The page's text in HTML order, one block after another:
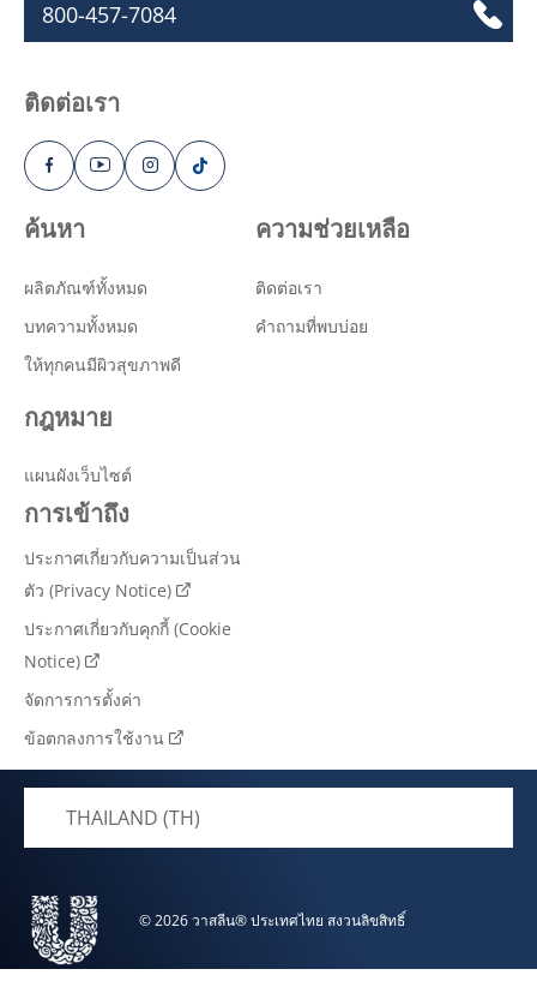
ค้นหา
ผลิตภัณฑ์ทั้งหมด
บทความทั้งหมด
ให้ทุกคนมีผิวสุขภาพดี
ความช่วยเหลือ
ติดต่อเรา
คำถามที่พบบ่อย
กฎหมาย
แผนผังเว็บไซต์
การเข้าถึง
ประกาศเกี่ยวกับความเป็นส่วน
ตัว (Privacy Notice)
ประกาศเกี่ยวกับคุกกี้ (Cookie
Notice)
จัดการการตั้งค่า
ข้อตกลงการใช้งาน
800-457-7084
ติดต่อเรา
THAILAND (TH)
© 2026 วาสลีน® ประเทศไทย สงวนลิขสิทธิ์